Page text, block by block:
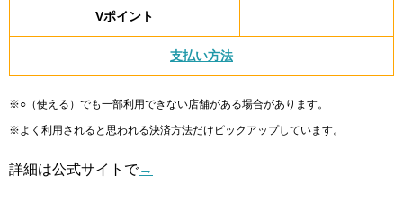
Vポイント
支払い方法
※○（使える）でも一部利用できない店舗がある場合があります。
※よく利用されると思われる決済方法だけピックアップしています。
詳細は公式サイトで→